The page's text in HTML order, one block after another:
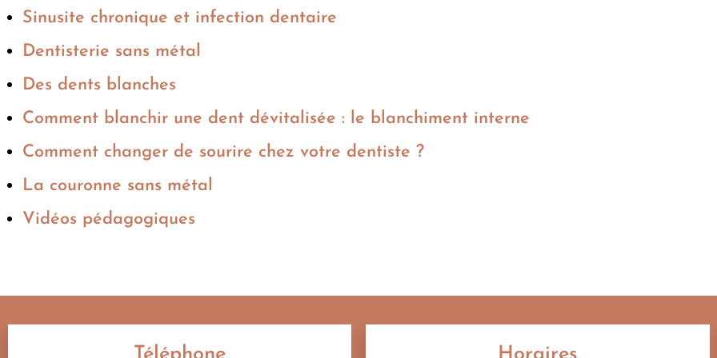
Sinusite chronique et infection dentaire
Dentisterie sans métal
Des dents blanches
Comment blanchir une dent dévitalisée : le blanchiment interne
Comment changer de sourire chez votre dentiste ?
La couronne sans métal
Vidéos pédagogiques